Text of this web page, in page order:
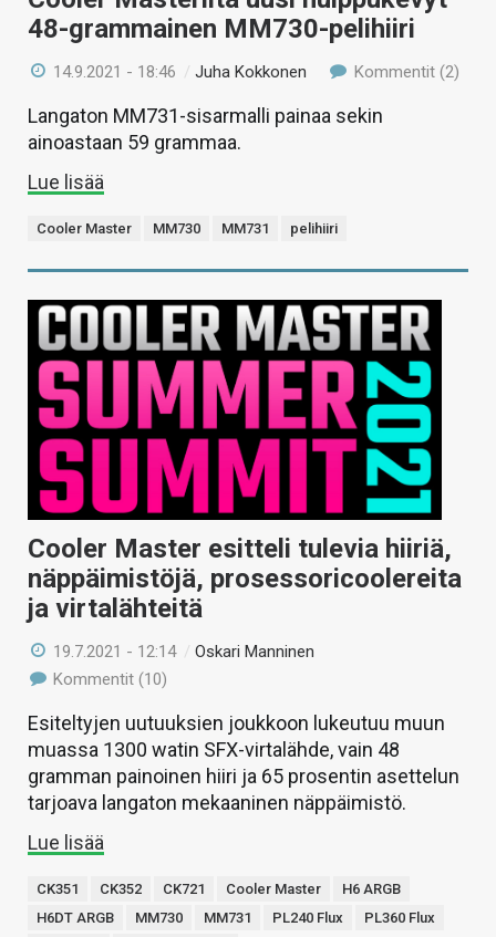
48-grammainen MM730-pelihiiri
14.9.2021 - 18:46 /Juha Kokkonen Kommentit (2)
Langaton MM731-sisarmalli painaa sekin
ainoastaan 59 grammaa.
Lue lisää
Cooler Master MM730 MM731 pelihiiri
Cooler Master esitteli tulevia hiiriä,
näppäimistöjä, prosessoricoolereita
ja virtalähteitä
19.7.2021 - 12:14 /Oskari Manninen
Kommentit (10)
Esiteltyjen uutuuksien joukkoon lukeutuu muun
muassa 1300 watin SFX-virtalähde, vain 48
gramman painoinen hiiri ja 65 prosentin asettelun
tarjoava langaton mekaaninen näppäimistö.
Lue lisää
CK351 CK352 CK721 Cooler Master
H6 ARGB
H6DT ARGB
MM730 MM731 PL240 Flux
PL360 Flux